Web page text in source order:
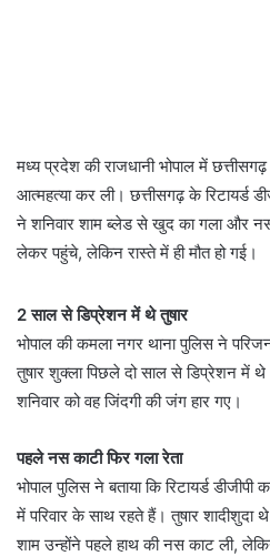
मध्य प्रदेश की राजधानी भोपाल में
आत्महत्या कर ली। छत्तीसगढ़ के रिटायर्ड
ने शनिवार शाम ब्लेड से खुद का गला और
लेकर पहुंचे, लेकिन रास्ते में ही मौत हो गई।
2 साल से डिप्रेशन में थे तुषार
भोपाल की कमला नगर थाना पुलिस ने
तुषार शुक्ला पिछले दो साल से डिप्रेशन में
शनिवार को वह जिंदगी की जंग हार गए।
पहले नस काटी फिर गला रेता
भोपाल पुलिस ने बताया कि रिटायर्ड
में परिवार के साथ रहते हैं। तुषार शादीशुदा
शाम उन्होंने पहले हाथ की नस काट ली,